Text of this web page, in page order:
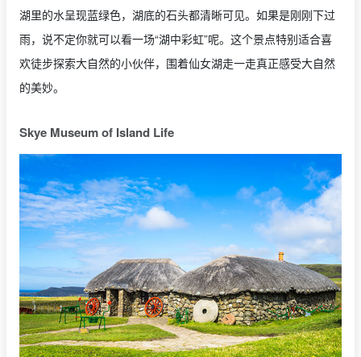
湖里的水呈现蓝绿色，湖底的石头都清晰可见。如果是刚刚下过
雨，说不定你就可以看一场“湖中彩虹”呢。这个景点特别适合喜
欢徒步探索大自然的小伙伴，围着仙女湖走一走真正感受大自然
的美妙。
Skye Museum of Island Life